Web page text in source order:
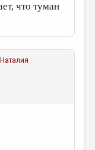
что туман